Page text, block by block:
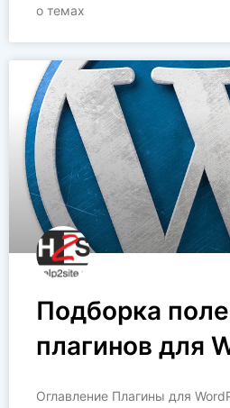
о темах
Подборка
плагинов для
Оглавление Плагины для